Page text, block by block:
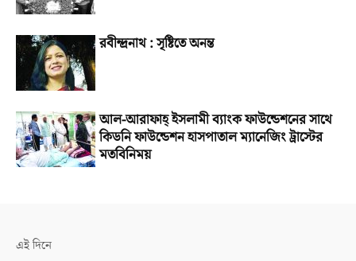
রবীন্দ্রনাথ : সৃষ্টিতে অনন্ত
আল-আরাফাহ্‌ ইসলামী ব্যাংক ফাউন্ডেশনের সাথে
কিডনি ফাউন্ডেশন হাসপাতাল ম্যানেজিং ট্রাস্টের
মতবিনিময়
এই দিনে